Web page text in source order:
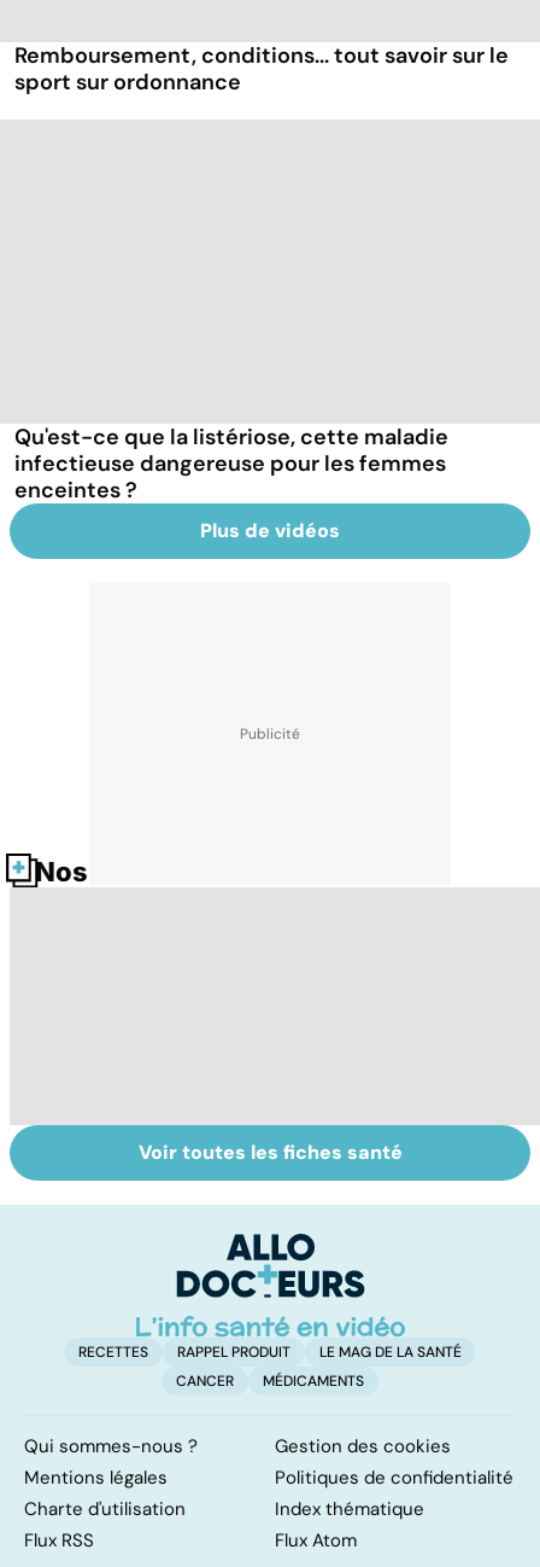
Remboursement, conditions... tout savoir sur le
sport sur ordonnance
Qu'est-ce que la listériose, cette maladie
infectieuse dangereuse pour les femmes
enceintes ?
Plus de vidéos
Nos fiches santé
La tuberculose
pulmonaire
Comment tenir
ses bonnes
Voir toutes les fiches santé
RECETTES RAPPEL PRODUIT
LE MAG DE LA SANTÉ
CANCER
MÉDICAMENTS
Qui sommes-nous ?
Gestion des cookies
Mentions légales
Politiques de confidentialité
Charte d'utilisation
Index thématique
Flux RSS
Flux Atom